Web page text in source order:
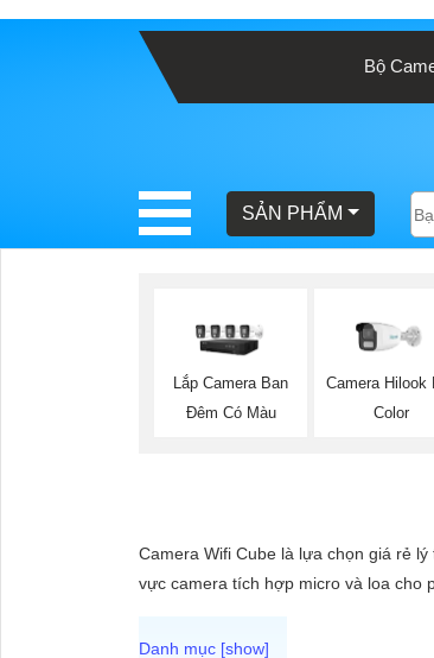
Bộ
SẢN PHẨM
Lắp Camera Ban
Đêm Có Màu
Camera Hilook
Color
Camera Wifi Cube là lựa chọn giá rẻ
vực camera tích hợp micro và loa cho